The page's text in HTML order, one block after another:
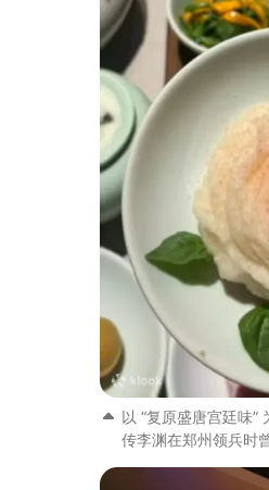
以 “复原盛唐宫廷味
传李渊在郑州领兵时